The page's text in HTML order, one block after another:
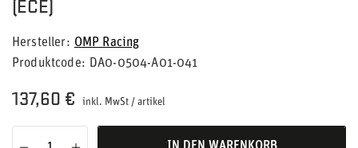
(ECE)
Hersteller
OMP Racing
Produktcode
DA0-0504-A01-041
137,60 € inkl. MwSt / artikel